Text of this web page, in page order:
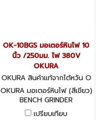
OK-10BGS มอเตอร์หินไฟ 10
นิ้ว /250มม. ไฟ 380V
OKURA
OKURA สินค้าแท้จากไต้หวัน O
K-10BGS
OKURA มอเตอร์หินไฟ (สีเขียว)
BENCH GRINDER
เปรียบเทียบ